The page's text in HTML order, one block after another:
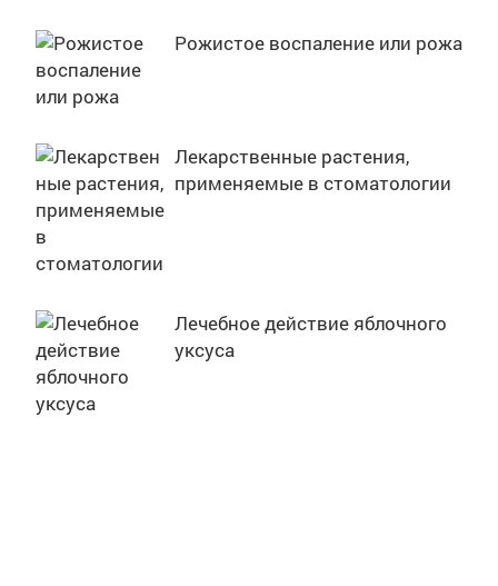
Рожистое воспаление или рожа
Лекарственные растения,
применяемые в стоматологии
Лечебное действие яблочного
уксуса